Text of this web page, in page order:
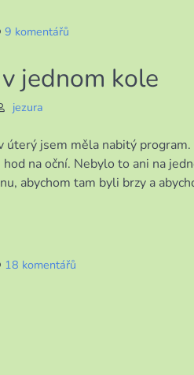
9 komentářů
s
už
je
minulostí
jednom kole
jezura
úterý jsem měla nabitý
na oční. Nebylo to ani na
abychom tam byli brzy a
18 komentářů